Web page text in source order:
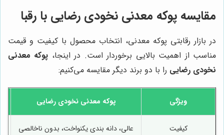
مقایسه پوکه معدنی نخودی رضایی با رقبا
در بازار رقابتی پوکه معدنی، انتخاب محصول با کیفیت و قیمت
مناسب از اهمیت بالایی برخوردار است. در اینجا، پوکه معدنی
نخودی رضایی را با دو برند دیگر مقایسه می‌کنیم:
ویژگی پوکه معدنی نخودی رضایی
کیفیت عالی، دانه بندی یکنواخت، بدون ناخالصی